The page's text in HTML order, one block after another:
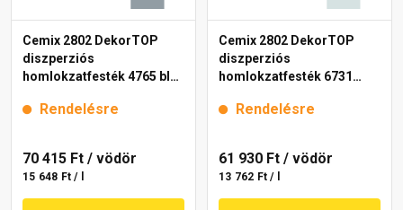
Cemix 2802 DekorTOP
diszperziós
homlokzatfesték 4765 blue
Rendelésre
70 415 Ft / vödör
15 648 Ft / l
Cemix 2802 DekorTOP
diszperziós
homlokzatfesték 6731
Rendelésre
61 930 Ft / vödör
13 762 Ft / l